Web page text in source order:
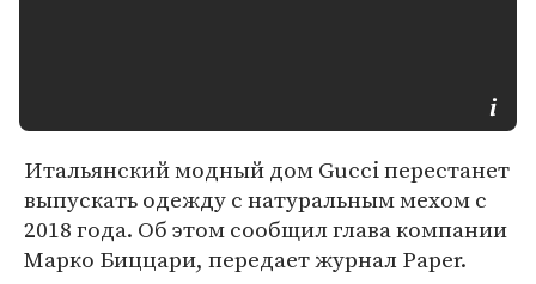
Итальянский модный дом Gucci перестанет
выпускать одежду с натуральным мехом с
2018 года. Об этом сообщил глава компании
Марко Биццари, передает журнал Paper.